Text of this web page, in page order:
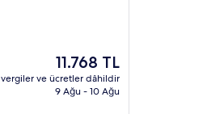
Güncel
fiyat:
11.768 TL
11.768 TL
vergiler ve ücretler dâhildir
9 Ağu - 10 Ağu